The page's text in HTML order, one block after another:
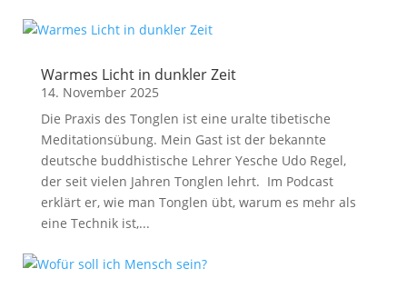
Warmes Licht in dunkler Zeit
14. November 2025
Die Praxis des Tonglen ist eine uralte tibetische
Meditationsübung. Mein Gast ist der bekannte
deutsche buddhistische Lehrer Yesche Udo Regel,
der seit vielen Jahren Tonglen lehrt. Im Podcast
erklärt er, wie man Tonglen übt, warum es mehr als
eine Technik ist,...